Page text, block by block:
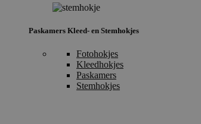
Paskamers Kleed- en Stemhokjes
Fotohokjes
Kleedhokjes
Paskamers
Stemhokjes